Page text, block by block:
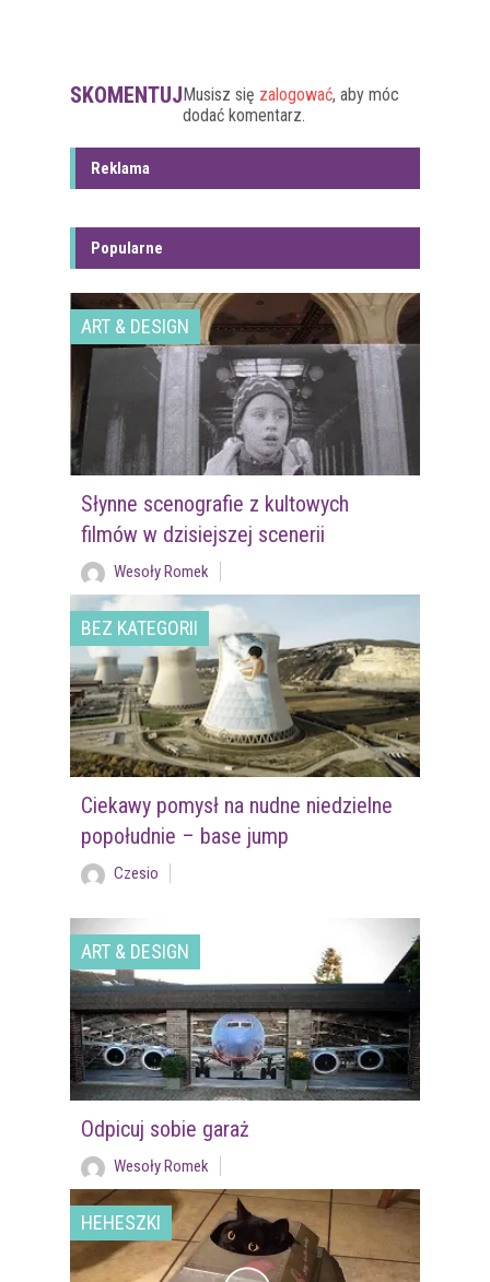
SKOMENTUJMusisz się zalogować, aby móc
dodać komentarz.
Reklama
Popularne
ART & DESIGN
Słynne scenografie z kultowych
filmów w dzisiejszej scenerii
Wesoły Romek
BEZ KATEGORII
Ciekawy pomysł na nudne niedzielne
popołudnie – base jump
Czesio
ART & DESIGN
Odpicuj sobie garaż
Wesoły Romek
HEHESZKI